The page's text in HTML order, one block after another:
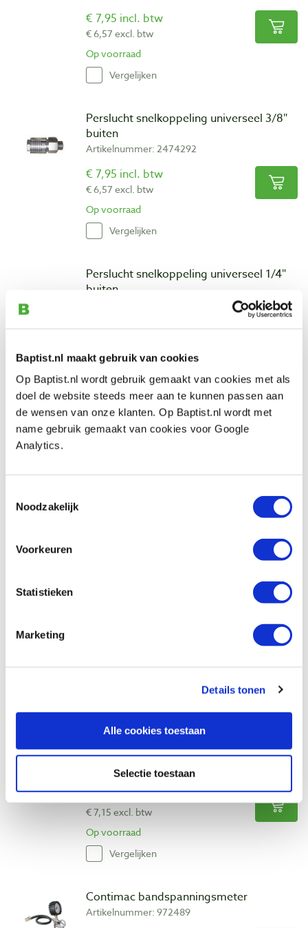
Baptist.nl maakt gebruik van cookies
Op Baptist.nl wordt gebruik gemaakt van cookies met als
doel de website steeds meer aan te kunnen passen aan
de wensen van onze klanten. Op Baptist.nl wordt met
name gebruik gemaakt van cookies voor Google
Analytics.
Noodzakelijk
Voorkeuren
Statistieken
Marketing
Details tonen
Alle cookies toestaan
Selectie toestaan
€ 7,95 incl. btw
€ 6,57 excl. btw
Op voorraad
Vergelijken
Perslucht snelkoppeling universeel 3/8″
buiten
Artikelnummer: 2474292
€ 7,95 incl. btw
€ 6,57 excl. btw
Op voorraad
Vergelijken
Perslucht snelkoppeling universeel 1/4″
buiten
€ 7,95 incl. btw
Op voorraad
Vergelijken
Perslucht snelkoppeling universeel 1/2″
Perslucht snelkoppeling universeel 3/8″
slangpilaar 10 mm
Artikelnummer: 2474273
€ 8,65 incl. btw
€ 7,15 excl. btw
Op voorraad
Vergelijken
Contimac bandspanningsmeter
Artikelnummer: 972489